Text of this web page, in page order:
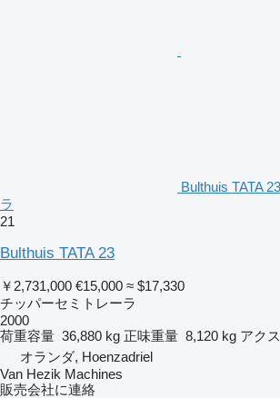
Bulthuis TATA
ラ
21
Bulthuis TATA 23
￥2,731,000 €15,000 ≈ $17,330
チッパーセミトレーラ
2000
荷重容量 36,880 kg 正味重量 8,120 kg アク
オランダ, Hoenzadriel
Van Hezik Machines
販売会社に連絡